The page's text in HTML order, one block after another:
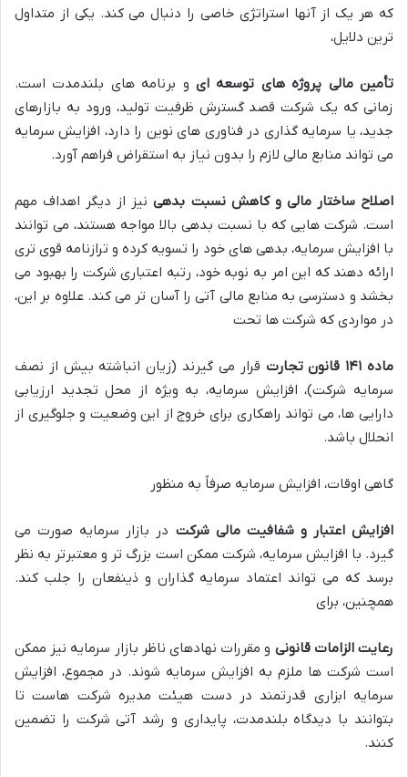
که هر یک از آنها استراتژی خاصی را دنبال می کند. یکی از متداول
ترین دلایل،
تأمین مالی پروژه های توسعه ای و برنامه های بلندمدت است.
زمانی که یک شرکت قصد گسترش ظرفیت تولید، ورود به بازارهای
جدید، یا سرمایه گذاری در فناوری های نوین را دارد، افزایش سرمایه
می تواند منابع مالی لازم را بدون نیاز به استقراض فراهم آورد.
اصلاح ساختار مالی و کاهش نسبت بدهینیز از دیگر اهداف مهم
است. شرکت هایی که با نسبت بدهی بالا مواجه هستند، می توانند
با افزایش سرمایه، بدهی های خود را تسویه کرده و ترازنامه قوی تری
ارائه دهند که این امر به نوبه خود، رتبه اعتباری شرکت را بهبود می
بخشد و دسترسی به منابع مالی آتی را آسان تر می کند. علاوه بر این،
در مواردی که شرکت ها تحت
ماده ۱۴۱ قانون تجارت
قرار می گیرند (زیان انباشته بیش از نصف
سرمایه شرکت)، افزایش سرمایه، به ویژه از محل تجدید ارزیابی
دارایی ها، می تواند راهکاری برای خروج از این وضعیت و جلوگیری از
انحلال باشد.
گاهی اوقات، افزایش سرمایه صرفاً به منظور
افزایش اعتبار و شفافیت مالی شرکت در بازار سرمایه صورت می
گیرد. با افزایش سرمایه، شرکت ممکن است بزرگ تر و معتبرتر به نظر
برسد که می تواند اعتماد سرمایه گذاران و ذینفعان را جلب کند.
همچنین، برای
رعایت الزامات قانونی و مقررات نهادهای ناظر بازار سرمایه نیز ممکن
است شرکت ها ملزم به افزایش سرمایه شوند. در مجموع، افزایش
سرمایه ابزاری قدرتمند در دست هیئت مدیره شرکت هاست تا
بتوانند با دیدگاه بلندمدت، پایداری و رشد آتی شرکت را تضمین
کنند.